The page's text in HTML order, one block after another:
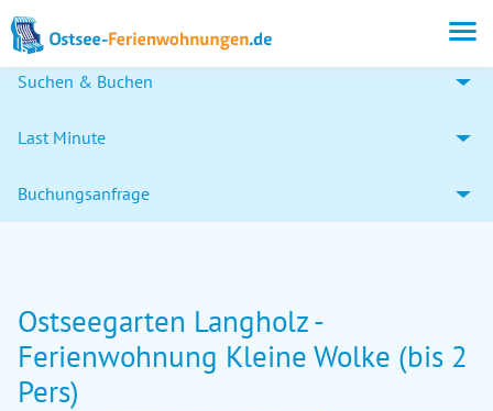
Suchen & Buchen
Last Minute
Buchungsanfrage
Ostseegarten Langholz -
Ferienwohnung Kleine Wolke (bis 2
Pers)